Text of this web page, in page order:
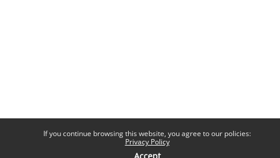
If you continue browsing this website, you agree to our policies:
Privacy Policy